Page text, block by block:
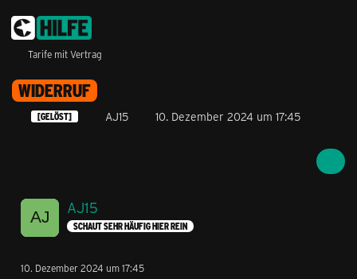
Tarife mit Vertrag
WIDERRUF
[GELÖST] AJ15 10. Dezember 2024 um 17:45
AJ15
SCHAUT SEHR HÄUFIG HIER REIN
10. Dezember 2024 um 17:45